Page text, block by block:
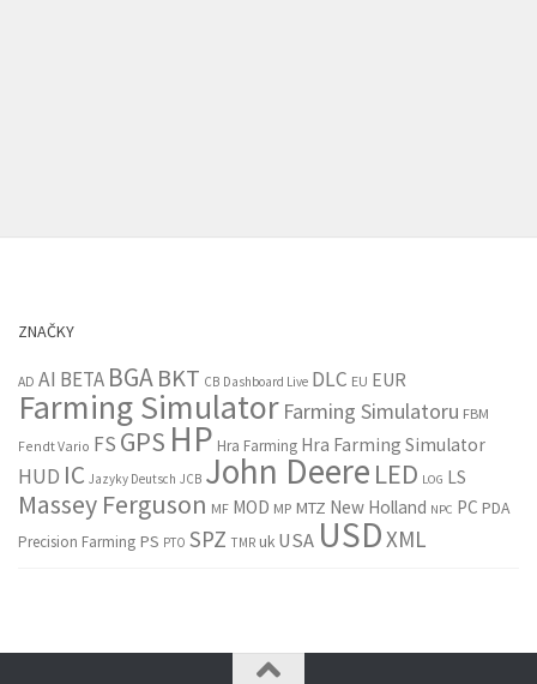
ZNAČKY
AD AI BETA BGABKT CB Dashboard Live DLC EU EUR
Farming Simulator Farming Simulatoru FBM
Fendt Vario FS GPS HP Hra Farming Hra Farming Simulator
HUD IC Jazyky Deutsch JCB John Deere LED LOG LS
Massey Ferguson MF MOD MP MTZ New Holland NPC PC PDA
Precision Farming PS PTO SPZ TMR uk USA USDXML